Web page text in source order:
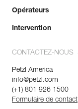
Opérateurs
Intervention
CONTACTEZ-NOUS
Petzl America
info@petzl.com
(+1) 801 926 1500
Formulaire de contact